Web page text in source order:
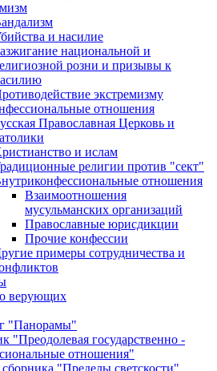
и насилие
национальной и
розни и призывы к
экстремизму
отношения
Православная Церковь и
и ислам
религии против "сект"
отношения
Взаимоотношения
мусульманских организаций
Православные юрисдикции
Прочие конфессии
примеры сотрудничества и
верующих
"Панорамы"
"Преодолевая государственно -
отношения"